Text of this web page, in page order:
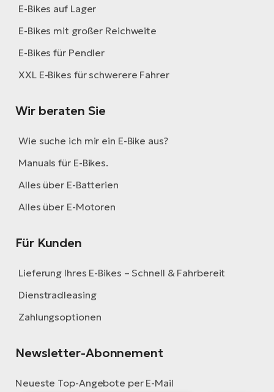
E-Bikes auf Lager
E-Bikes mit großer Reichweite
E-Bikes für Pendler
XXL E-Bikes für schwerere Fahrer
Wir beraten Sie
Wie suche ich mir ein E-Bike aus?
Manuals für E-Bikes.
Alles über E-Batterien
Alles über E-Motoren
Für Kunden
Lieferung Ihres E-Bikes – Schnell & Fahrbereit
Dienstradleasing
Zahlungsoptionen
Newsletter-Abonnement
Neueste Top-Angebote per E-Mail